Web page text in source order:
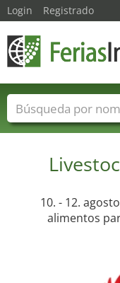
10. - 12.
alimentos
Login Registrado
Nombres de ferias
Sectores de